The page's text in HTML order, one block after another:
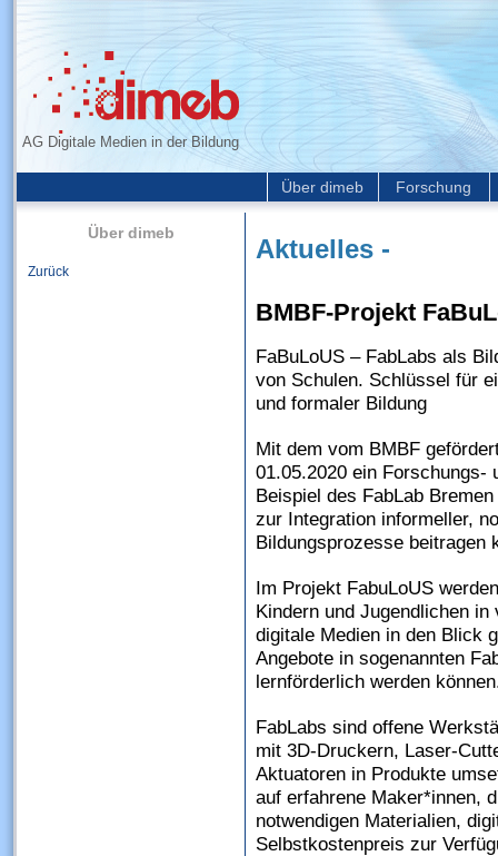
AG Digitale Medien in der Bildung
Über dimeb Forschung
Über dimeb
Zurück
Aktuelles -
BMBF-Projekt
FaBuLoUS – FabLabs als
von Schulen. Schlüssel für
und formaler Bildung
Mit dem vom BMBF
01.05.2020 ein Forschungs-
Beispiel des FabLab
zur Integration informeller,
Bildungsprozesse beitragen
Im Projekt FabuLoUS
Kindern und Jugendlichen
digitale Medien in den Blick
Angebote in sogenannten
lernförderlich werden
FabLabs sind offene
mit 3D-Druckern, Laser-
Aktuatoren in Produkte
auf erfahrene Maker*innen,
notwendigen Materialien,
Selbstkostenpreis zur